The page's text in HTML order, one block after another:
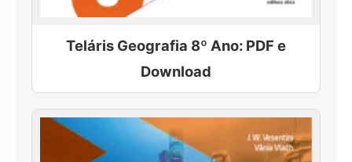
Teláris Geografia 8º Ano: PDF e
Download